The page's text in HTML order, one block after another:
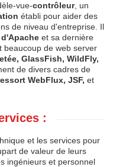
vue-contrôleur, un
établi pour aider des
de niveau d'entreprise. Il
et sa dernière
beaucoup de web server
GlassFish, WildFly,
de divers cadres de
WebFlux, JSF, et
:
et les services pour
de valeur de leurs
ingénieurs et personnel